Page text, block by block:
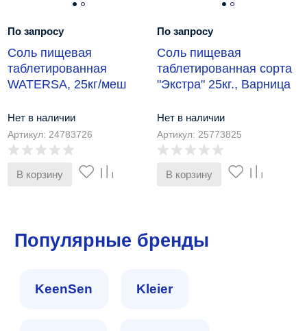
По запросу
Соль пищевая
таблетированная
WATERSA, 25кг/меш
Нет в наличии
Артикул: 24783726
В корзину
По запросу
Соль пищевая
таблетированная сорта
"Экстра" 25кг., Варница
Нет в наличии
Артикул: 25773825
В корзину
Популярные бренды
KeenSen Kleier